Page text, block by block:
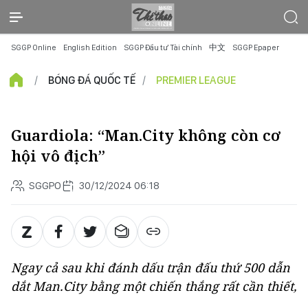
SGGP Online English Edition SGGP Đầu tư Tài chính 中文 SGGP Epaper
BÓNG ĐÁ QUỐC TẾ PREMIER LEAGUE
Guardiola: “Man.City không còn cơ
hội vô địch”
SGGPO 30/12/2024 06:18
Ngay cả sau khi đánh dấu trận đấu thứ 500 dẫn
dắt Man.City bằng một chiến thắng rất cần thiết,